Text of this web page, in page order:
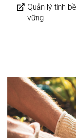
Quản lý tính
vững